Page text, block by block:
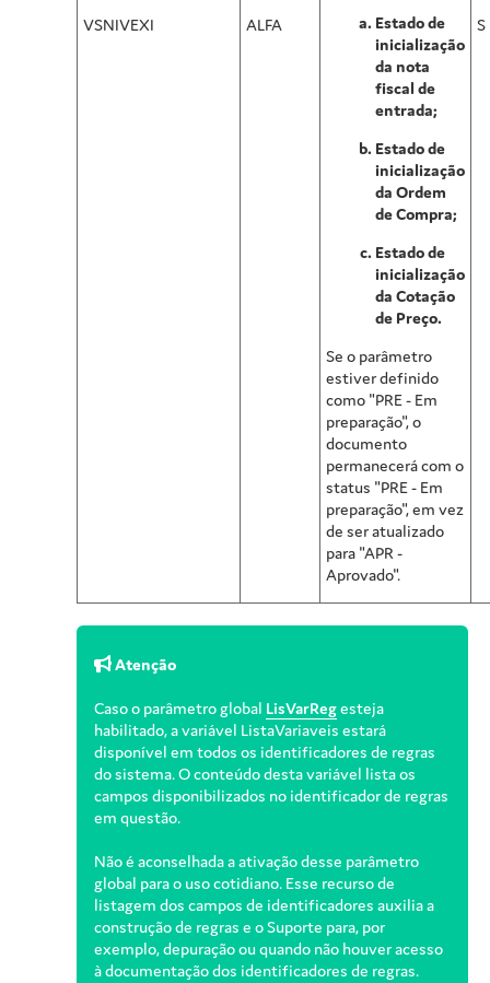
VSNIVEXI ALFA
Estado de
inicialização
da nota
fiscal de
entrada;
Estado de
inicialização
da Ordem
de Compra;
Estado de
inicialização
da Cotação
de Preço.
Se o parâmetro
estiver definido
como "PRE - Em
preparação", o
documento
permanecerá com o
status "PRE - Em
preparação", em vez
de ser atualizado
para "APR -
Aprovado".
S
Atenção
Caso o parâmetro global LisVarRegesteja
habilitado, a variável ListaVariaveis estará
disponível em todos os identificadores de regras
do sistema. O conteúdo desta variável lista os
campos disponibilizados no identificador de regras
em questão.
Não é aconselhada a ativação desse parâmetro
global para o uso cotidiano. Esse recurso de
listagem dos campos de identificadores auxilia a
construção de regras e o Suporte para, por
exemplo, depuração ou quando não houver acesso
à documentação dos identificadores de regras.